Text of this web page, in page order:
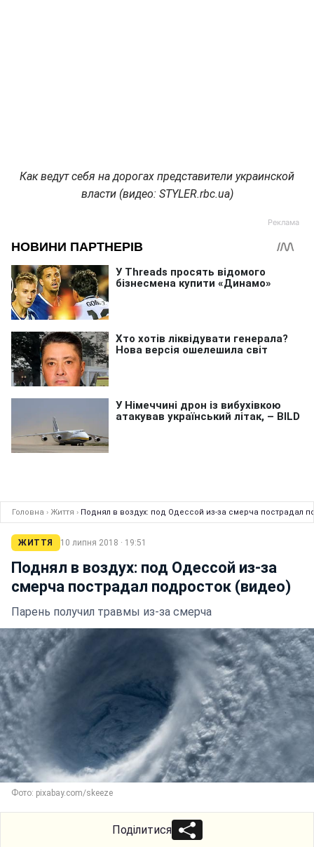
Как ведут себя на дорогах представители украинской
власти (видео: STYLER.rbc.ua)
Головна › Життя › Поднял в воздух: под Одессой из-за смерча пострадал
ЖИТТЯ 10 липня 2018 · 19:51
Поднял в воздух: под Одессой из-за
смерча пострадал подросток (видео)
Парень получил травмы из-за смерча
Фото: pixabay.com/skeeze
Поділитися